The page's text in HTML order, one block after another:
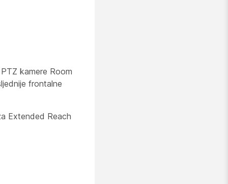
kamere Room
frontalne
Extended Reach